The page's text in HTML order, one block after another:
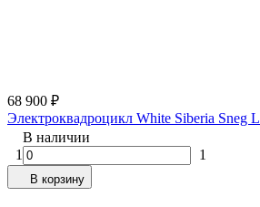
68 900 ₽
Электроквадроцикл White Siberia Sneg
В наличии
1
1
В корзину